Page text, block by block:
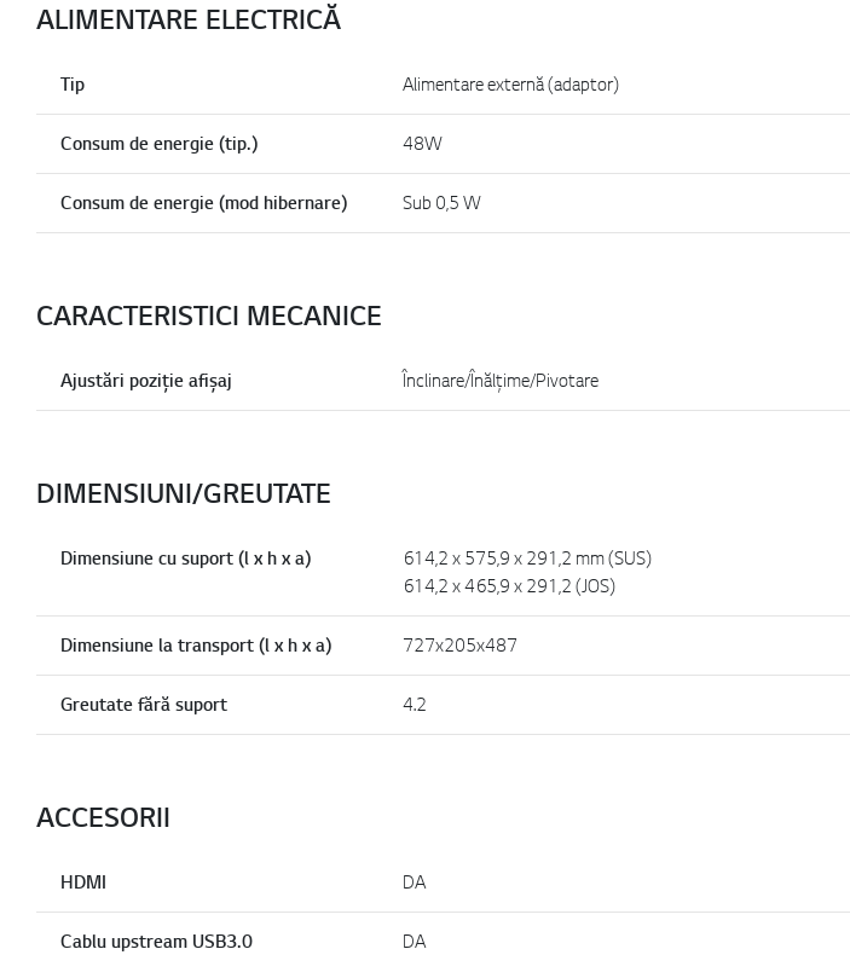
ALIMENTARE ELECTRICĂ
Tip Alimentare externă (adaptor)
Consum de energie (tip.) 48W
Consum de energie (mod hibernare) Sub 0,5 W
CARACTERISTICI MECANICE
Ajustări poziție afișaj Înclinare/Înălțime/Pivotare
DIMENSIUNI/GREUTATE
Dimensiune cu suport (l x h x a)
614,2 x 575,9 x 291,2 mm (SUS)
614,2 x 465,9 x 291,2 (JOS)
Dimensiune la transport (l x h x a) 727x205x487
Greutate fără suport 4.2
ACCESORII
HDMI DA
Cablu upstream USB3.0 DA